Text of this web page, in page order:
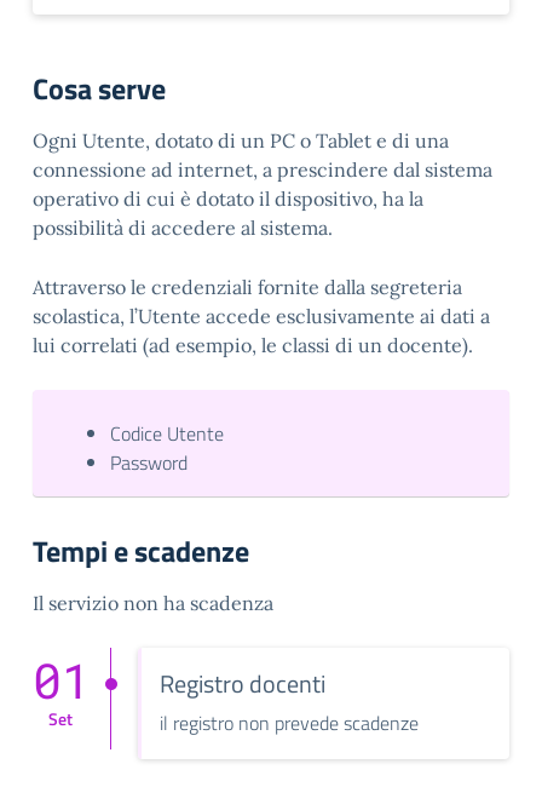
Cosa serve
Ogni Utente, dotato di un PC o Tablet e di una
connessione ad internet, a prescindere dal sistema
operativo di cui è dotato il dispositivo, ha la
possibilità di accedere al sistema.
Attraverso le credenziali fornite dalla segreteria
scolastica, l’Utente accede esclusivamente ai dati a
lui correlati (ad esempio, le classi di un docente).
Codice Utente
Password
Tempi e scadenze
Il servizio non ha scadenza
01
Set
Registro docenti
il registro non prevede scadenze